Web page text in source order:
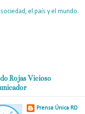
el país y el mundo.
Rojas Vicioso
Prensa Única RD